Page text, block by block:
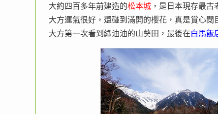
大約四百多年前建造的松本城 ，是日本現存最古
大方運氣很好，還碰到滿開的櫻花，真是賞心閱
大方第一次看到綠油油的山葵田，最後在白馬飯